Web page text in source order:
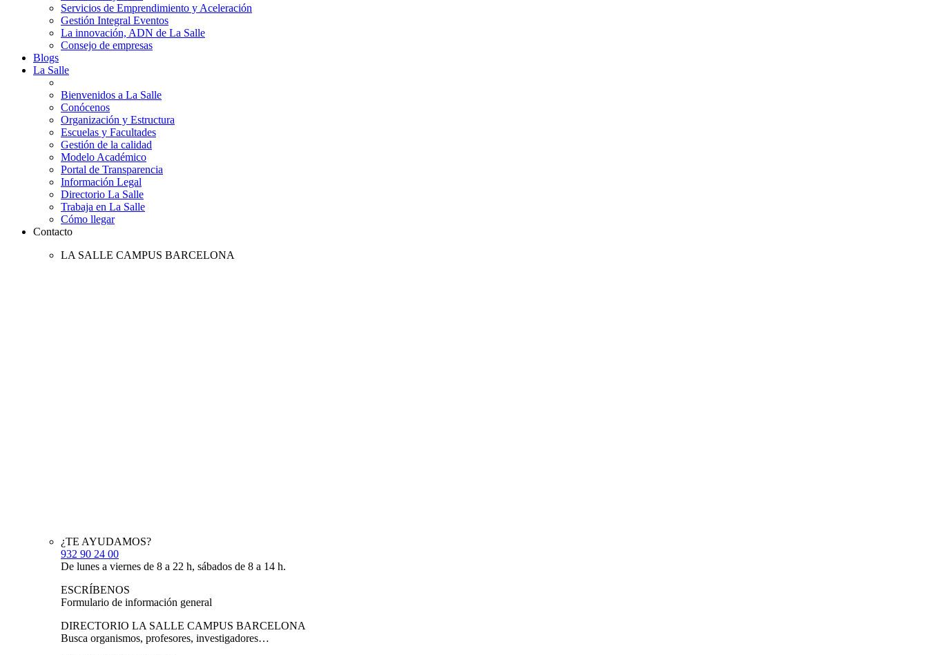
Servicios de Emprendimiento y Aceleración
Gestión Integral Eventos
La innovación, ADN de La Salle
Consejo de empresas
Blogs
La Salle
Bienvenidos a La Salle
Conócenos
Organización y Estructura
Escuelas y Facultades
Gestión de la calidad
Modelo Académico
Portal de Transparencia
Información Legal
Directorio La Salle
Trabaja en La Salle
Cómo llegar
Contacto
LA SALLE CAMPUS BARCELONA
¿TE AYUDAMOS?
932 90 24 00
De lunes a viernes de 8 a 22 h, sábados de 8 a 14 h.
ESCRÍBENOS
Formulario de información general
DIRECTORIO LA SALLE CAMPUS BARCELONA
Busca organismos, profesores, investigadores…